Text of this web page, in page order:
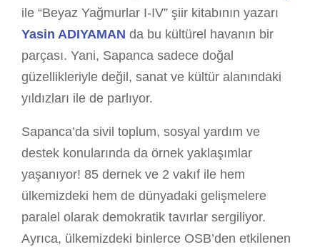
ile “Beyaz Yağmurlar I-IV” şiir kitabının yazarı
Yasin ADIYAMAN da bu kültürel havanın bir
parçası. Yani, Sapanca sadece doğal
güzellikleriyle değil, sanat ve kültür alanındaki
yıldızları ile de parlıyor.
Sapanca’da sivil toplum, sosyal yardım ve
destek konularında da örnek yaklaşımlar
yaşanıyor! 85 dernek ve 2 vakıf ile hem
ülkemizdeki hem de dünyadaki gelişmelere
paralel olarak demokratik tavırlar sergiliyor.
Ayrıca, ülkemizdeki binlerce OSB’den etkilenen